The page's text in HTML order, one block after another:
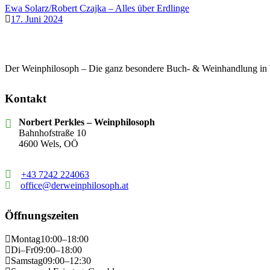
Ewa Solarz/Robert Czajka – Alles über Erdlinge
17. Juni 2024
Der Weinphilosoph – Die ganz besondere Buch- & Weinhandlung in
Kontakt
Norbert Perkles – Weinphilosoph
Bahnhofstraße 10
4600 Wels, OÖ
+43 7242 224063
office@derweinphilosoph.at
Öffnungszeiten
Montag10:00–18:00
Di–Fr09:00–18:00
Samstag09:00–12:30